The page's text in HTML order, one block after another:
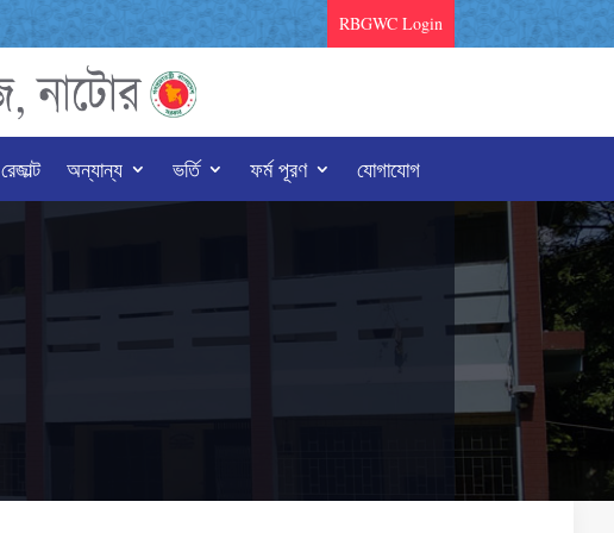
RBGWC Login
রেজাল্ট অন্যান্য ভর্তি ফর্ম পূরণ যোগাযোগ